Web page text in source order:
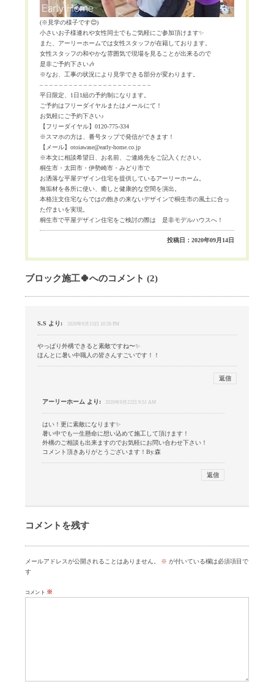
(※見学の様子です😊)
小さいお子様連れや女性同士でもご気軽にご参加頂けます✨
また、アーリーホームでは女性スタッフが在籍しております。
女性スタッフの和やかな雰囲気で現場を見ることが出来るので
是非ご予約下さい🎶
※なお、工事の状況により見学できる部分が変わります。
– – – – – – – – – – – – – – – – – – – – – – –
平日限定、 1 日 1組の予約制になります。
ご予約はフリーダイヤルまたはメールにて！
お気軽にご予約下さい♪
【フリーダイヤル】0120-775-334
※スマホの方は、番号タップで発信ができます！
【メール】otoiawase@early-home.co.jp
※本文に相談希望日、お名前、ご連絡先をご記入ください。
桐生市・太田市・伊勢崎市・みどり市で
お洒落な平屋デザイン住宅を提供しているアーリーホーム。
無垢材を各所に使い、癒しと健康的な空間を演出。
本格注文住宅ならではの飽きの来ないデザインで桐生市の風土に合っ
た佇まいを実現。
桐生市で平屋デザイン住宅をご検討の際は 是非モデルハウスへ！
投稿日：2020年09月14日
ブロック施工🍀へのコメント (2)
S.S より: 2020年9月15日 10:26 PM
やっぱり外構できると素敵ですね〜✨
ほんとに暑い中職人の皆さんすごいです！！
返信
アーリーホーム より: 2020年9月22日 9:51 AM
はい！更に素敵になります✨
暑い中でも一生懸命に想い込めて施工して頂けます！
外構のご相談も出来ますのでお気軽にお問い合わせ下さい！
コメント頂きありがとうございます！By.森
返信
コメントを残す
メールアドレスが公開されることはありません。 ※ が付いている欄は必須項目で
す
コメント ※